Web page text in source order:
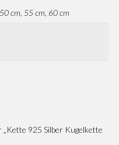
cm, 55 cm, 60 cm
„Kette 925 Silber Kugelkette